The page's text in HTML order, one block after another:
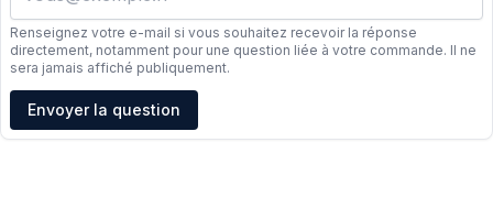
Renseignez votre e-mail si vous souhaitez recevoir la réponse
directement, notamment pour une question liée à votre commande. Il ne
sera jamais affiché publiquement.
Adresse e-mail
Envoyer la question